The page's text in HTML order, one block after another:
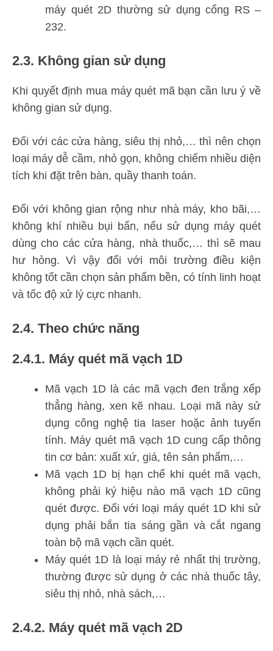
máy quét 2D thường sử dụng cổng RS –
232.
2.3. Không gian sử dụng
Khi quyết định mua máy quét mã bạn cần lưu ý về
không gian sử dụng.
Đối với các cửa hàng, siêu thị nhỏ,… thì nên chọn
loại máy dễ cầm, nhỏ gọn, không chiếm nhiều diện
tích khi đặt trên bàn, quầy thanh toán.
Đối với không gian rộng như nhà máy, kho bãi,…
không khí nhiều bụi bẩn, nếu sử dụng máy quét
dùng cho các cửa hàng, nhà thuốc,… thì sẽ mau
hư hỏng. Vì vậy đối với môi trường điều kiện
không tốt cần chọn sản phẩm bền, có tính linh hoạt
và tốc độ xử lý cực nhanh.
2.4. Theo chức năng
2.4.1. Máy quét mã vạch 1D
Mã vạch 1D là các mã vạch đen trắng xếp
thẳng hàng, xen kẽ nhau. Loại mã này sử
dụng công nghệ tia laser hoặc ảnh tuyến
tính. Máy quét mã vạch 1D cung cấp thông
tin cơ bản: xuất xứ, giá, tên sản phẩm,…
Mã vạch 1D bị hạn chế khi quét mã vạch,
không phải ký hiệu nào mã vạch 1D cũng
quét được. Đối với loại máy quét 1D khi sử
dụng phải bắn tia sáng gần và cắt ngang
toàn bộ mã vạch cần quét.
Máy quét 1D là loại máy rẻ nhất thị trường,
thường được sử dụng ở các nhà thuốc tây,
siêu thị nhỏ, nhà sách,…
2.4.2. Máy quét mã vạch 2D